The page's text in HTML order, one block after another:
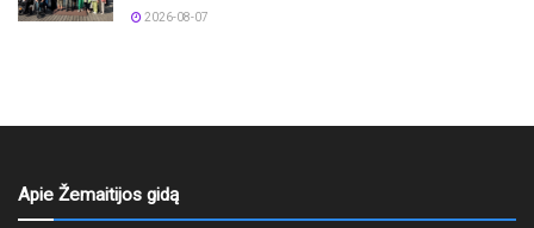
2026-08-07
Apie Žemaitijos gidą